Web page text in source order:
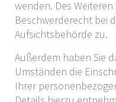
wenden. Des
Beschwerderecht bei
Aufsichtsbehörde zu.
Außerdem haben Sie
Umständen die
Ihrer